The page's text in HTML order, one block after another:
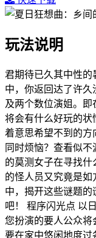
玩法说明
君期待已久其中性的
中，你返回达了许
及两个数位演姐。
将会有什么好玩的状
着意思希望不到的
同时烦恼？查看似
的莫测女子在寻找
的怪人员又究竟是
中，揭开这些谜题的
吧！ 程序闪光点 以
您扮演的要人公众将
要在家中悠闲地度过